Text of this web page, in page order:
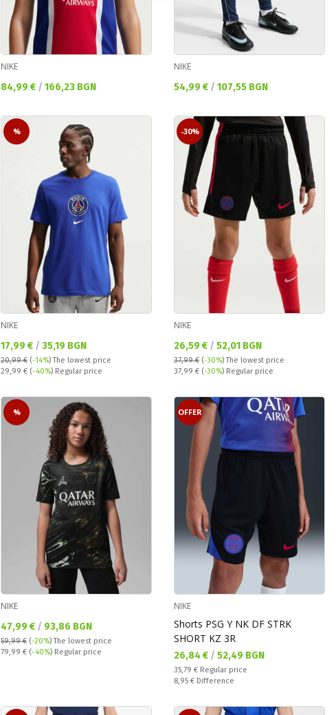
NIKE
Текуща цена:
84,99 € / 166,23 BGN
NIKE
Текуща цена:
54,99 € / 107,55 BGN
%
NIKE
Текуща цена:
17,99 € / 35,19 BGN
20,99 € (-14%)The lowest price
Regular price:
29,99 € (-40%) Regular price
-30%
NIKE
Текуща цена:
26,59 € / 52,01 BGN
37,99 € (-30%)The lowest price
Regular price:
37,99 € (-30%) Regular price
%
NIKE
Текуща цена:
47,99 € / 93,86 BGN
59,99 € (-20%)The lowest price
Regular price:
79,99 € (-40%) Regular price
OFFER
NIKE
Shorts PSG Y NK DF STRK
SHORT KZ 3R
Текуща цена:
26,84 € / 52,49 BGN
Regular price:
35,79 € Regular price
Спестявате:
8,95 € Difference